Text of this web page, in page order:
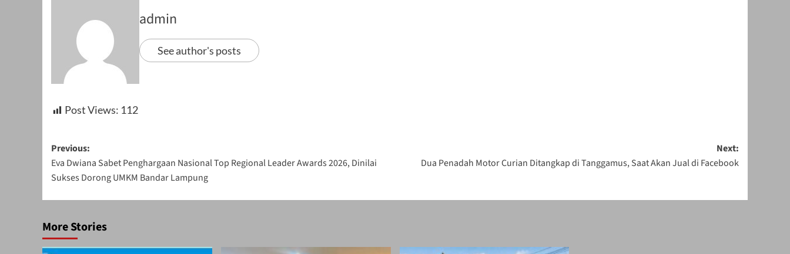
admin
See author's posts
Post Views: 112
Post
navigation
Previous:
Eva Dwiana Sabet Penghargaan Nasional Top Regional Leader Awards 2026, Dinilai
Sukses Dorong UMKM Bandar Lampung
Next:
Dua Penadah Motor Curian Ditangkap di Tanggamus, Saat Akan Jual di Facebook
More Stories